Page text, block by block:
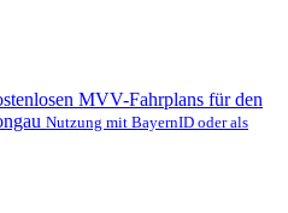
MVV-Fahrplans für den
Nutzung mit BayernID oder als